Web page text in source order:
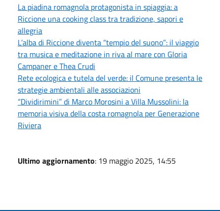
La piadina romagnola protagonista in spiaggia: a
Riccione una cooking class tra tradizione, sapori e
allegria
L’alba di Riccione diventa “tempio del suono”: il viaggio
tra musica e meditazione in riva al mare con Gloria
Campaner e Thea Crudi
Rete ecologica e tutela del verde: il Comune presenta le
strategie ambientali alle associazioni
“Dividirimini” di Marco Morosini a Villa Mussolini: la
memoria visiva della costa romagnola per Generazione
Riviera
Ultimo aggiornamento: 19 maggio 2025, 14:55